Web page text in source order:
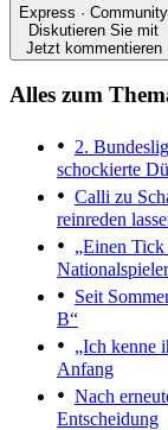
Express · Community
Diskutieren Sie mit
Jetzt kommentieren
Alles zum
2.
schockierte
Calli zu
reinreden
„Einen
Nationalspieler
Seit
B“
„Ich kenne
Anfang
Nach
Entscheidung